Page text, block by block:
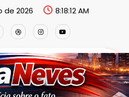
de 2026 8:18:12 AM